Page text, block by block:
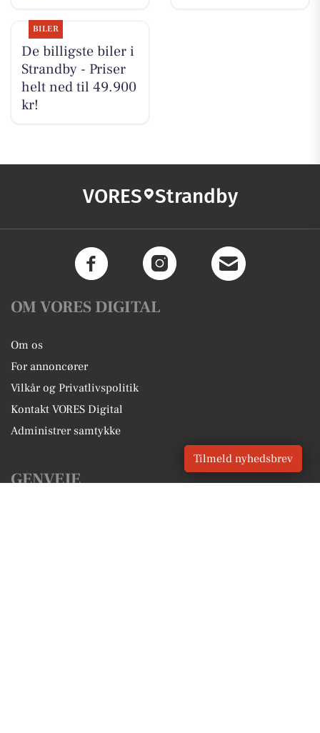
BILER
De billigste biler i
Strandby - Priser
helt ned til 49.900
kr!
VORES Strandby
OM VORES DIGITAL
Om os
For annoncører
Vilkår og Privatlivspolitik
Kontakt VORES Digital
Administrer samtykke
GENVEJE
Tilmeld nyhedsbrev